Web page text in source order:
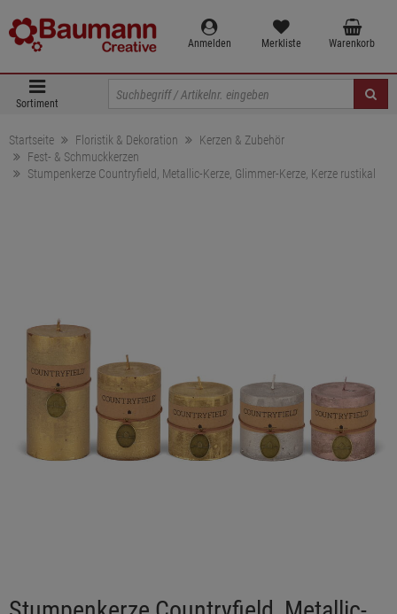
Anmelden Merkliste Warenkorb
Sortiment
Startseite Floristik & Dekoration
Kerzen & Zubehör
Fest- & Schmuckkerzen
Stumpenkerze Countryfield, Metallic-Kerze, Glimmer-Kerze, Kerze rustikal